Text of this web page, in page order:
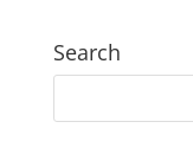
Search